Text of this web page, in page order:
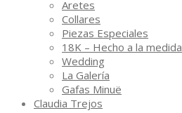
Aretes
Collares
Piezas Especiales
18K – Hecho a la medida
Wedding
La Galería
Gafas Minuë
Claudia Trejos